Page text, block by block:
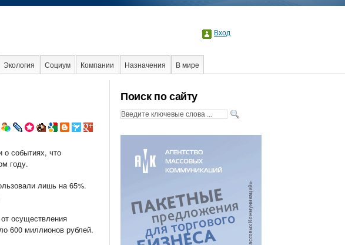
Вход
Экология Социум Компании Назначения
В мире
Стартапы
Поиск по сайту
о событиях, что
году.
лишь на 65%.
осуществления
600 миллионов рублей.